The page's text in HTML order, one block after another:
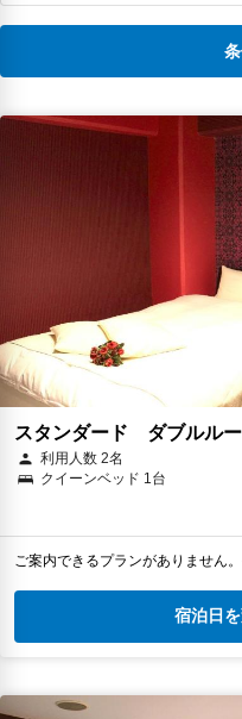
スタンダード ダブルル
利用人数 2名
クイーンベッド 1台
ご案内できるプランがありません
宿泊日